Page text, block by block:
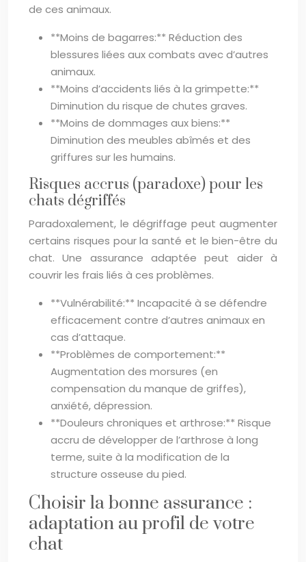
de ces animaux.
**Moins de bagarres:** Réduction des
blessures liées aux combats avec d’autres
animaux.
**Moins d’accidents liés à la grimpette:**
Diminution du risque de chutes graves.
**Moins de dommages aux biens:**
Diminution des meubles abîmés et des
griffures sur les humains.
Risques accrus (paradoxe) pour les
chats dégriffés
Paradoxalement, le dégriffage peut augmenter
certains risques pour la santé et le bien-être du
chat. Une assurance adaptée peut aider à
couvrir les frais liés à ces problèmes.
**Vulnérabilité:** Incapacité à se défendre
efficacement contre d’autres animaux en
cas d’attaque.
**Problèmes de comportement:**
Augmentation des morsures (en
compensation du manque de griffes),
anxiété, dépression.
**Douleurs chroniques et arthrose:** Risque
accru de développer de l’arthrose à long
terme, suite à la modification de la
structure osseuse du pied.
Choisir la bonne assurance :
adaptation au profil de votre
chat